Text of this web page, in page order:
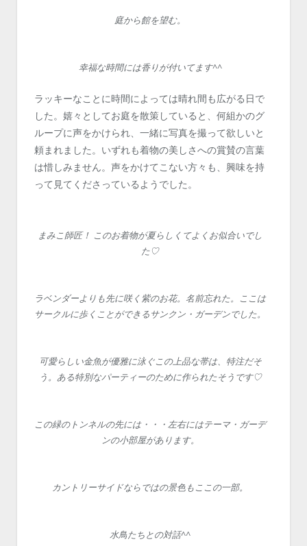
庭から館を望む。
幸福な時間には香りが付いてます^^
ラッキーなことに時間によっては晴れ間も広がる日で
した。嬉々としてお庭を散策していると、何組かのグ
ループに声をかけられ、一緒に写真を撮って欲しいと
頼まれました。いずれも着物の美しさへの賞賛の言葉
は惜しみません。声をかけてこない方々も、興味を持
って見てくださっているようでした。
まみこ師匠！ このお着物が夏らしくてよくお似合いでし
た♡
ラベンダーよりも先に咲く紫のお花。名前忘れた。ここは
サークルに歩くことができるサンクン・ガーデンでした。
可愛らしい金魚が優雅に泳ぐこの上品な帯は、特注だそ
う。ある特別なパーティーのために作られたそうです♡
この緑のトンネルの先には・・・左右にはテーマ・ガーデ
ンの小部屋があります。
カントリーサイドならではの景色もここの一部。
水鳥たちとの対話^^